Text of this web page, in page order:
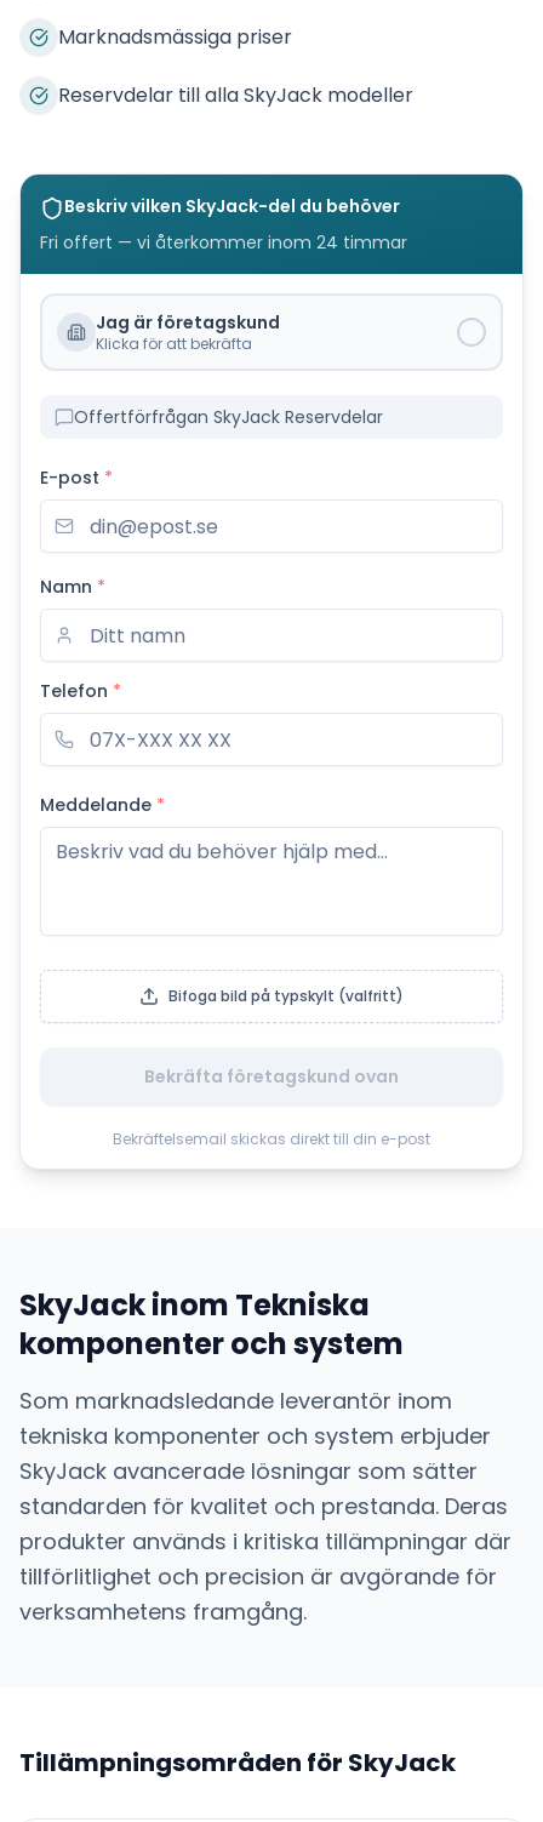
Marknadsmässiga priser
Reservdelar till alla SkyJack modeller
Beskriv vilken SkyJack-del du behöver
Fri offert — vi återkommer inom 24 timmar
Jag är företagskund
Klicka för att bekräfta
Offertförfrågan SkyJack Reservdelar
E-post *
Namn *
Telefon *
Meddelande *
Bifoga bild på typskylt (valfritt)
Bekräfta företagskund ovan
Bekräftelsemail skickas direkt till din e-post
SkyJackinom Tekniska
komponenter och system
Som marknadsledande leverantör inom
tekniska komponenter och system erbjuder
SkyJack avancerade lösningar som sätter
standarden för kvalitet och prestanda. Deras
produkter används i kritiska tillämpningar där
tillförlitlighet och precision är avgörande för
verksamhetens framgång.
Tillämpningsområden för SkyJack